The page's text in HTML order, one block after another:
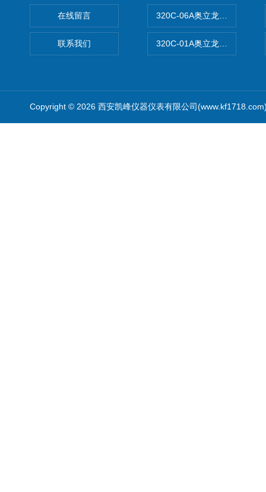
在线留言
联系我们
320C-06A奥立龙实验室便携
320C-01A奥立龙实验室便携
Copyright © 2026 西安凯峰仪器仪表有限公司